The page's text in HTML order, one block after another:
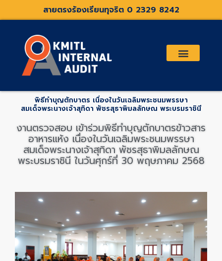
สายตรงร้องเรียนทุจริต 0 2329 8242
พิธีทำบุญตักบาตร เนื่องในวันเฉลิมพระชนมพรรษา
สมเด็จพระนางเจ้าสุทิดา พัชรสุธาพิมลลักษณ พระบรมราชินี
งานตรวจสอบ เข้าร่วมพิธีทำบุญตักบาตรข้าวสาร
อาหารแห้ง เนื่องในวันเฉลิมพระชนมพรรษา
สมเด็จพระนางเจ้าสุทิดา พัชรสุธาพิมลลักษณ
พระบรมราชินี ในวันศุกร์ที่ 30 พฤษภาคม 2568